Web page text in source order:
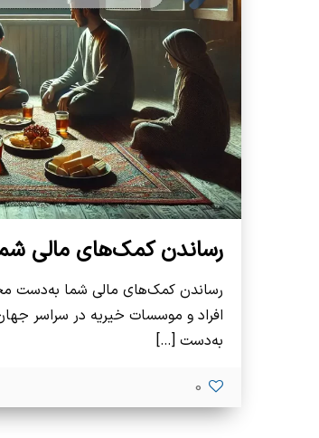
رساندن کمک‌های مالی
رساندن کمک‌های مالی شما به‌دست
افراد و موسسات خیریه در سراسر
به‌دست[…]
0